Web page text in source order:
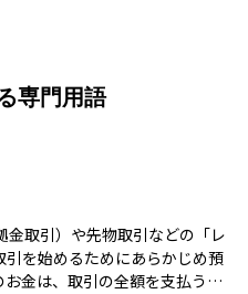
専門用語
金取引）や先物取引などの「レ
を始めるためにあらかじめ預
金は、取引の全額を支払う代